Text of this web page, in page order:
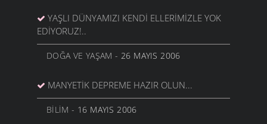
YAŞLI DÜNYAMIZI KENDI ELLERIMIZLE YOK
EDIYORUZ!..
DOĞA VE YAŞAM - 26 MAYIS 2006
MANYETIK DEPREME HAZIR OLUN...
BILIM - 16 MAYIS 2006